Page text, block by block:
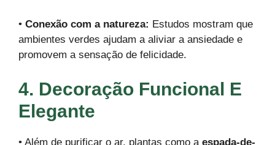
• Conexão com a natureza: Estudos mostram que
ambientes verdes ajudam a aliviar a ansiedade e
promovem a sensação de felicidade.
4. Decoração Funcional E
Elegante
• Além de purificar o ar, plantas como a espada-de-